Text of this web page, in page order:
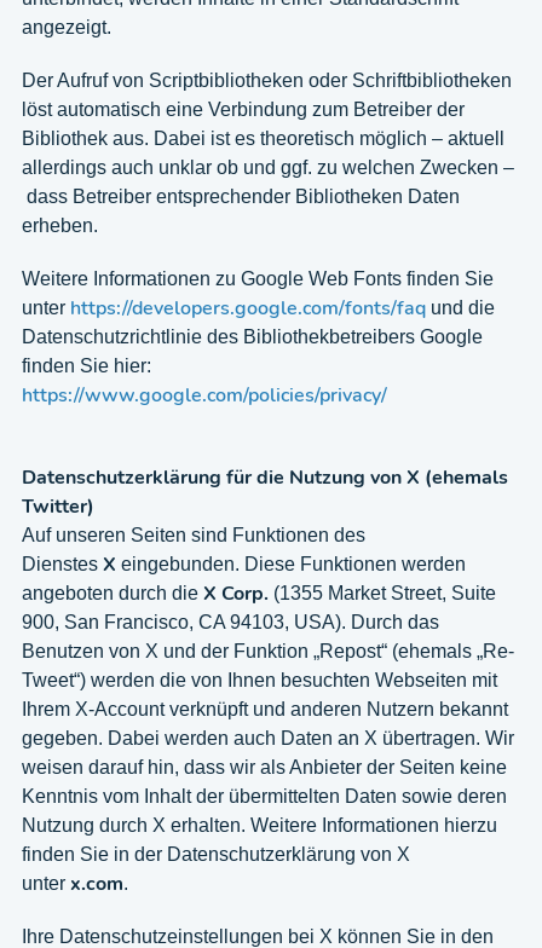
angezeigt.
Der Aufruf von Scriptbibliotheken oder Schriftbibliotheken
löst automatisch eine Verbindung zum Betreiber der
Bibliothek aus. Dabei ist es theoretisch möglich – aktuell
allerdings auch unklar ob und ggf. zu welchen Zwecken –
dass Betreiber entsprechender Bibliotheken Daten
erheben.
Weitere Informationen zu Google Web Fonts finden Sie
unter https://developers.google.com/fonts/faq und die
Datenschutzrichtlinie des Bibliothekbetreibers Google
finden Sie hier:
https://www.google.com/policies/privacy/
Datenschutzerklärung für die Nutzung von X (ehemals
Twitter)
Auf unseren Seiten sind Funktionen des
Dienstes X eingebunden. Diese Funktionen werden
angeboten durch die X Corp. (1355 Market Street, Suite
900, San Francisco, CA 94103, USA). Durch das
Benutzen von X und der Funktion „Repost“ (ehemals „Re-
Tweet“) werden die von Ihnen besuchten Webseiten mit
Ihrem X-Account verknüpft und anderen Nutzern bekannt
gegeben. Dabei werden auch Daten an X übertragen. Wir
weisen darauf hin, dass wir als Anbieter der Seiten keine
Kenntnis vom Inhalt der übermittelten Daten sowie deren
Nutzung durch X erhalten. Weitere Informationen hierzu
finden Sie in der Datenschutzerklärung von X
unter x.com.
Ihre Datenschutzeinstellungen bei X können Sie in den